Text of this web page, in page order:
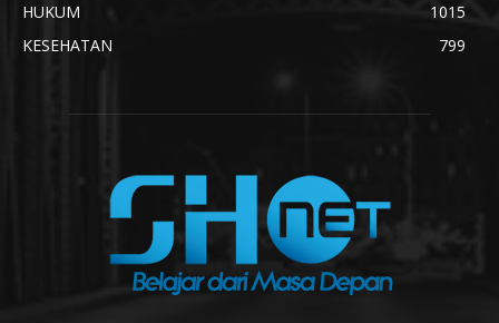
HUKUM
1015
KESEHATAN
799